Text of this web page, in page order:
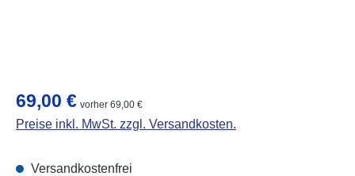
Regulärer Preis:
69,00 € vorher 69,00 €
Preise inkl. MwSt. zzgl. Versandkosten.
Versandkostenfrei